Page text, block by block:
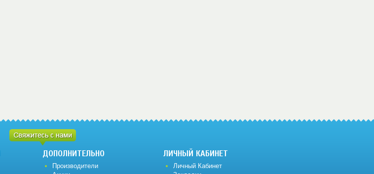
ДОПОЛНИТЕЛЬНО
Производители
ЛИЧНЫЙ КАБИНЕТ
Личный Кабинет